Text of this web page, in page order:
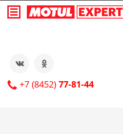
+7 (8452) 77-81-44